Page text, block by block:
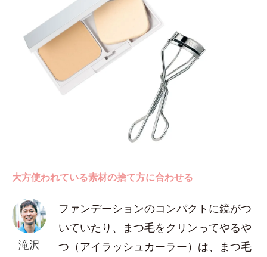
大方使われている素材の捨て方に合わせる
滝沢
ファンデーションのコンパクトに鏡がつ
いていたり、まつ毛をクリンってやるや
つ（アイラッシュカーラー）は、まつ毛